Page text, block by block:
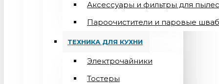
Аксессуары и фильтры для
Пароочистители и паровые
ТЕХНИКА ДЛЯ КУХНИ
Электрочайники
Тостеры